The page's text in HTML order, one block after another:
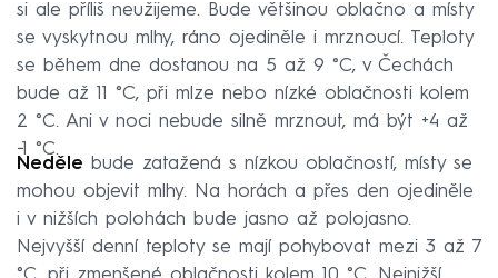
si ale příliš neužijeme. Bude většinou oblačno a místy
se vyskytnou mlhy, ráno ojediněle i mrznoucí. Teploty
se během dne dostanou na 5 až 9 °C, v Čechách
bude až 11 °C, při mlze nebo nízké oblačnosti kolem
2 °C. Ani v noci nebude silně mrznout, má být +4 až
−1 °C.
Neděle bude zatažená s nízkou oblačností, místy se
mohou objevit mlhy. Na horách a přes den ojediněle
i v nižších polohách bude jasno až polojasno.
Nejvyšší denní teploty se mají pohybovat mezi 3 až 7